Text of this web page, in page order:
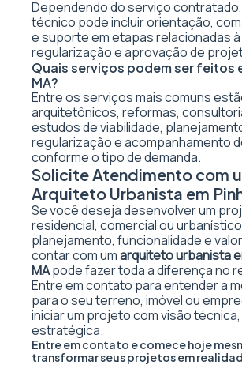
Dependendo do serviço contratado,
técnico pode incluir orientação,
e suporte em etapas relacionadas à
regularização e aprovação de
Quais serviços podem ser feitos
MA?
Entre os serviços mais comuns
arquitetônicos, reformas,
estudos de viabilidade,
regularização e acompanhamento
conforme o tipo de demanda.
Solicite Atendimento com
Arquiteto Urbanista em
Se você deseja desenvolver um
residencial, comercial ou
planejamento, funcionalidade e
contar com umarquiteto urbanista
MApode fazer toda a diferença no
Entre em contato para entender a
para o seu terreno, imóvel ou
iniciar um projeto com visão
estratégica.
Entre em contato e comece hoje
transformar seus projetos em